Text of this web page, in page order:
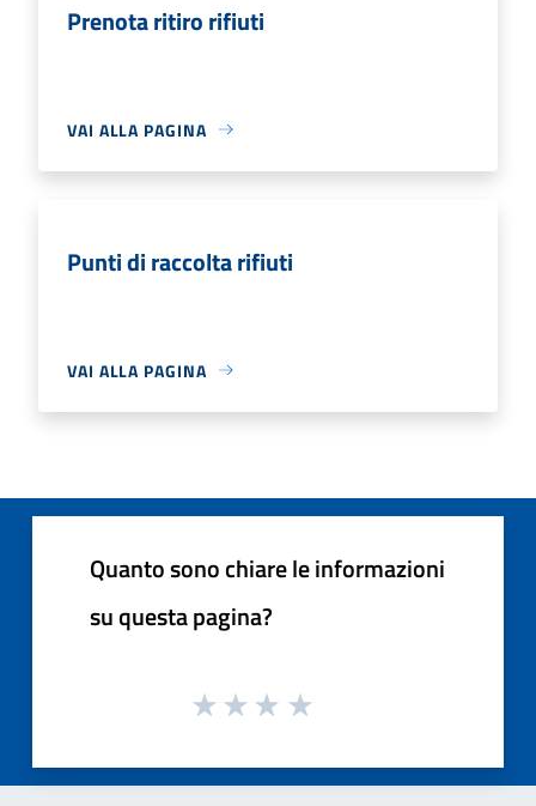
Prenota ritiro rifiuti
VAI ALLA PAGINA
Punti di raccolta rifiuti
VAI ALLA PAGINA
Quanto sono chiare le informazioni
su questa pagina?